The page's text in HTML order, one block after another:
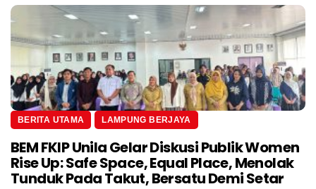
BERITA UTAMA LAMPUNG BERJAYA
BEM FKIP Unila Gelar Diskusi Publik Women
Rise Up: Safe Space, Equal Place, Menolak
Tunduk Pada Takut, Bersatu Demi Setar